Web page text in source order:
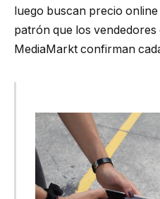
luego buscan precio
patrón que los vendedores
MediaMarkt confirman